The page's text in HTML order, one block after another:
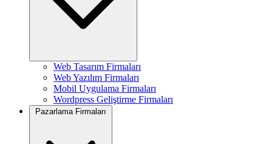
Web Tasarım Firmaları
Web Yazılım Firmaları
Mobil Uygulama Firmaları
Wordpress Geliştirme Firmaları
Pazarlama Firmaları